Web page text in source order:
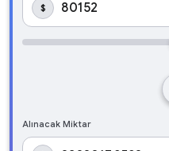
$
Alınacak Miktar